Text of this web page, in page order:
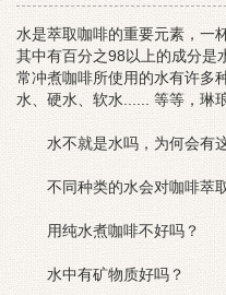
水是萃取咖啡的重要元素，一
其中有百分之98以上的成分是
常冲煮咖啡所使用的水有许多
水、硬水、软水...... 等等，琳
水不就是水吗，为何会有
不同种类的水会对咖啡萃取
用纯水煮咖啡不好吗？
水中有矿物质好吗？